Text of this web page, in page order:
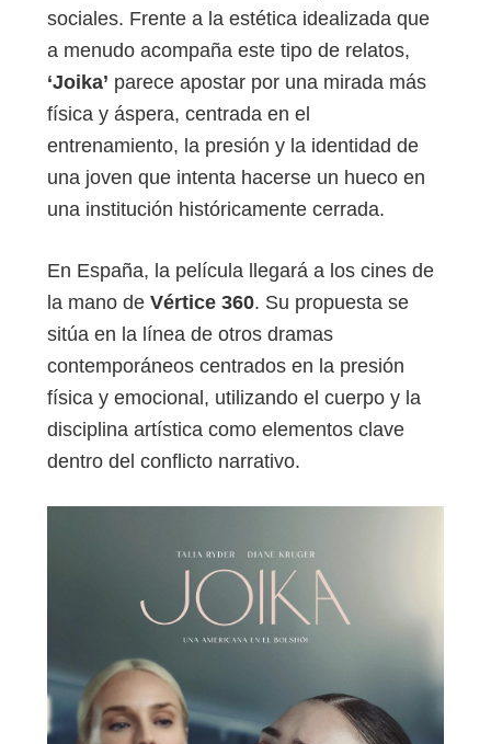
sociales. Frente a la estética idealizada que
a menudo acompaña este tipo de relatos,
‘Joika’ parece apostar por una mirada más
física y áspera, centrada en el
entrenamiento, la presión y la identidad de
una joven que intenta hacerse un hueco en
una institución históricamente cerrada.
En España, la película llegará a los cines de
la mano de Vértice 360. Su propuesta se
sitúa en la línea de otros dramas
contemporáneos centrados en la presión
física y emocional, utilizando el cuerpo y la
disciplina artística como elementos clave
dentro del conflicto narrativo.